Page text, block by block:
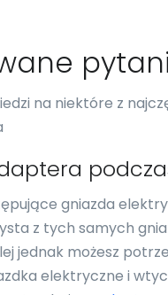
na niektóre z
gniazda
z tych samych
jednak możesz
elektryczne i